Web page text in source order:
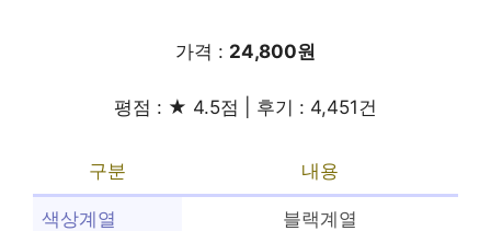
가격 : 24,800원
평점 : ★ 4.5점 | 후기 : 4,451건
구분 내용
색상계열 블랙계열